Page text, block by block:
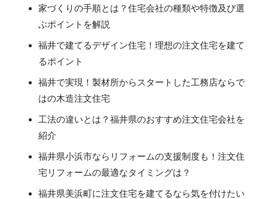
家づくりの手順とは？住宅会社の種類や特徴及び選
ぶポイントを解説
福井で建てるデザイン住宅！理想の注文住宅を建て
るポイント
福井で実現！製材所からスタートした工務店ならで
はの木造注文住宅
工法の違いとは？福井県のおすすめ注文住宅会社を
紹介
福井県小浜市ならリフォームの支援制度も！注文住
宅リフォームの最適なタイミングは？
福井県美浜町に注文住宅を建てるなら気を付けたい